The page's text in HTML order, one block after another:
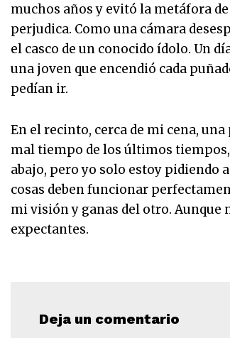
muchos años y evitó la metáfora
perjudica. Como una cámara
el casco de un conocido ídolo. Un
una joven que encendió cada
pedían ir.
En el recinto, cerca de mi cena,
mal tiempo de los últimos tiempos,
abajo, pero yo solo estoy pidiendo
cosas deben funcionar
mi visión y ganas del otro. Aunque
expectantes.
Deja un comentario